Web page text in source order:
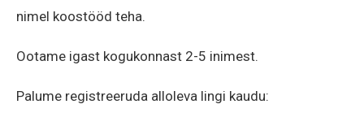
nimel koostööd teha.
Ootame igast kogukonnast 2-5 inimest.
Palume registreeruda alloleva lingi kaudu: